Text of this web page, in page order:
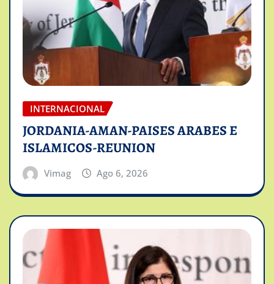
INTERNACIONAL
JORDANIA-AMAN-PAISES ARABES E
ISLAMICOS-REUNION
Vimag Ago 6, 2026